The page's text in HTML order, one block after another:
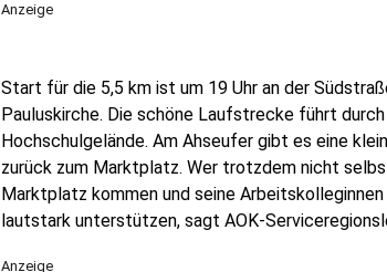
Anzeige
Start für die 5,5 km ist um 19 Uhr an der
Pauluskirche. Die schöne Laufstrecke führt
Hochschulgelände. Am Ahseufer gibt es eine
zurück zum Marktplatz. Wer trotzdem nicht
Marktplatz kommen und seine
lautstark unterstützen, sagt AOK-
Anzeige